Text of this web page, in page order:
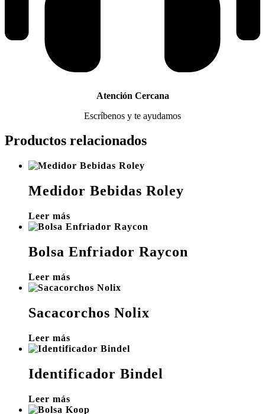
Atención Cercana
Escríbenos y te ayudamos
Productos relacionados
Medidor Bebidas Roley
Leer más
Bolsa Enfriador Raycon
Leer más
Sacacorchos Nolix
Leer más
Identificador Bindel
Leer más